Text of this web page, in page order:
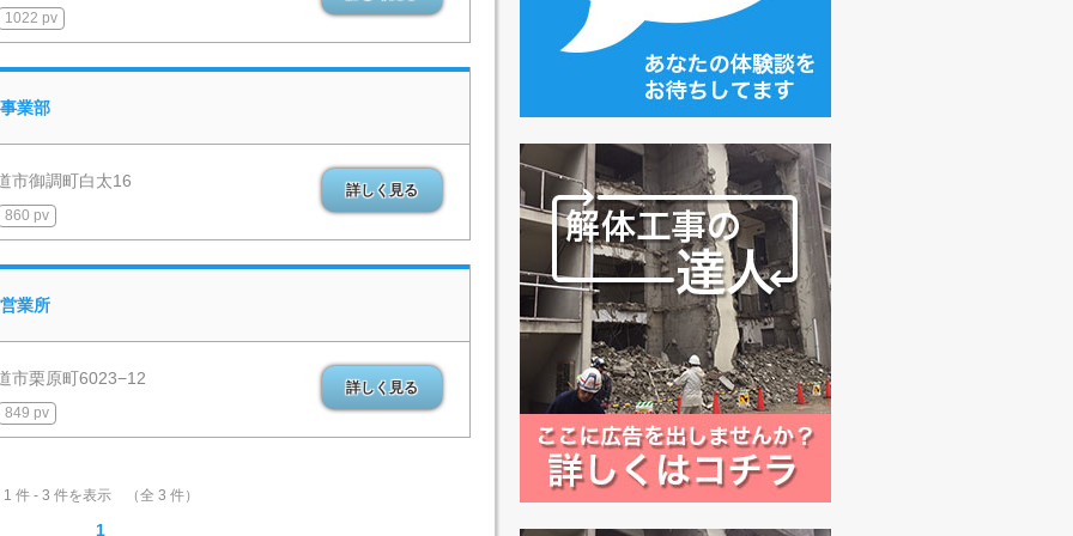
1022 pv
業部
市御調町白太16
860 pv
詳しく見る
業所
市栗原町6023−12
849 pv
詳しく見る
1 件 - 3 件を表示 （全 3 件）
1